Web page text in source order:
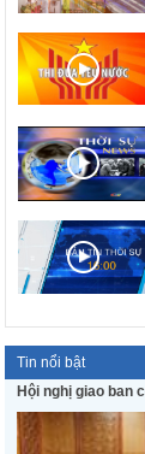
Tin nổi bật
Hội nghị giao ban